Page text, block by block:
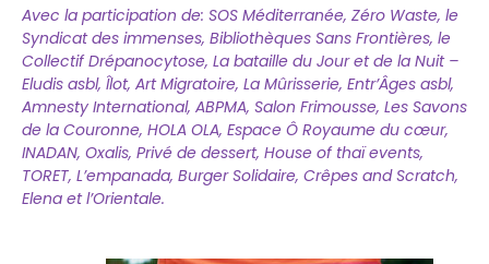
Avec la participation de: SOS Méditerranée, Zéro Waste, le
Syndicat des immenses, Bibliothèques Sans Frontières, le
Collectif Drépanocytose, La bataille du Jour et de la Nuit –
Eludis asbl, Îlot, Art Migratoire, La Mûrisserie, Entr’Âges asbl,
Amnesty International, ABPMA, Salon Frimousse, Les Savons
de la Couronne, HOLA OLA, Espace Ô Royaume du cœur,
INADAN, Oxalis, Privé de dessert, House of thaï events,
TORET, L’empanada, Burger Solidaire, Crêpes and Scratch,
Elena et l’Orientale.